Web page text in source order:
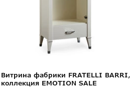
Витрина фабрики FRATELLI BARRI,
коллекция EMOTION SALE